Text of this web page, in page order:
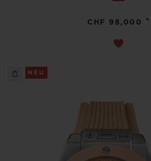
CHF 98,000 •
NEU